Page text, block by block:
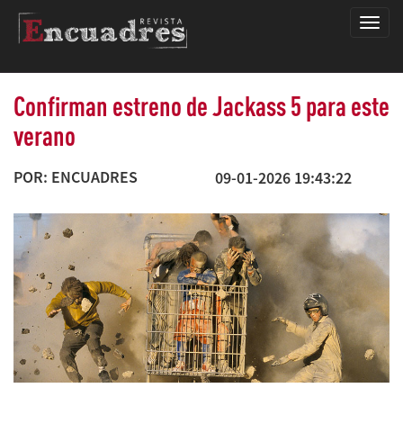
Confirman estreno de Jackass 5 para este
verano
POR: ENCUADRES 09-01-2026 19:43:22